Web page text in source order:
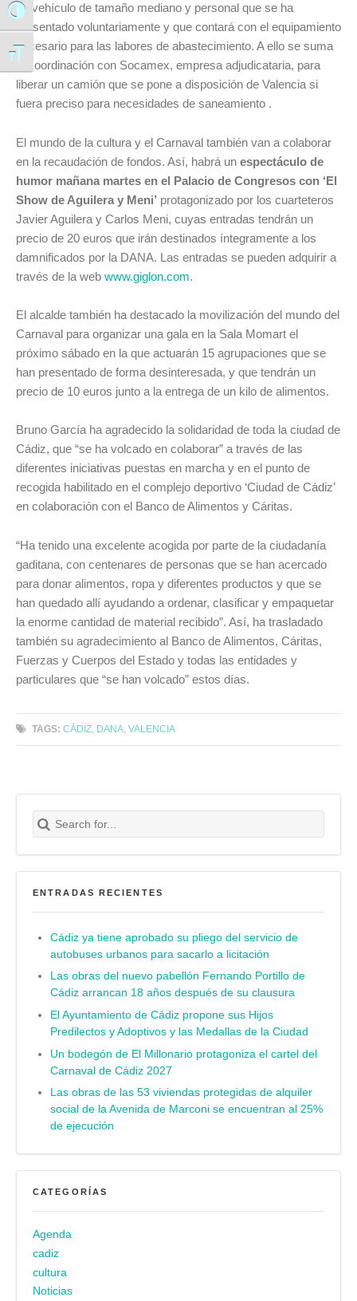
Alternar alto contraste
Alternar tamaño de letra
un vehículo de tamaño mediano y personal que se ha
presentado voluntariamente y que contará con el equipamiento
necesario para las labores de abastecimiento. A ello se suma
la coordinación con Socamex, empresa adjudicataria, para
liberar un camión que se pone a disposición de Valencia si
fuera preciso para necesidades de saneamiento .
El mundo de la cultura y el Carnaval también van a colaborar
en la recaudación de fondos. Así, habrá un espectáculo de
humor mañana martes en el Palacio de Congresos con ‘El
Show de Aguilera y Meni’ protagonizado por los cuarteteros
Javier Aguilera y Carlos Meni, cuyas entradas tendrán un
precio de 20 euros que irán destinados íntegramente a los
damnificados por la DANA. Las entradas se pueden adquirir a
través de la web www.giglon.com.
El alcalde también ha destacado la movilización del mundo del
Carnaval para organizar una gala en la Sala Momart el
próximo sábado en la que actuarán 15 agrupaciones que se
han presentado de forma desinteresada, y que tendrán un
precio de 10 euros junto a la entrega de un kilo de alimentos.
Bruno García ha agradecido la solidaridad de toda la ciudad de
Cádiz, que “se ha volcado en colaborar” a través de las
diferentes iniciativas puestas en marcha y en el punto de
recogida habilitado en el complejo deportivo ‘Ciudad de Cádiz’
en colaboración con el Banco de Alimentos y Cáritas.
“Ha tenido una excelente acogida por parte de la ciudadanía
gaditana, con centenares de personas que se han acercado
para donar alimentos, ropa y diferentes productos y que se
han quedado allí ayudando a ordenar, clasificar y empaquetar
la enorme cantidad de material recibido”. Así, ha trasladado
también su agradecimiento al Banco de Alimentos, Cáritas,
Fuerzas y Cuerpos del Estado y todas las entidades y
particulares que “se han volcado” estos días.
TAGS: CÁDIZ DANA ,VALENCIA
Search for:
Buscar
ENTRADAS RECIENTES
Cádiz ya tiene aprobado su pliego del servicio de
autobuses urbanos para sacarlo a licitación
Las obras del nuevo pabellón Fernando Portillo de
Cádiz arrancan 18 años después de su clausura
El Ayuntamiento de Cádiz propone sus Hijos
Predilectos y Adoptivos y las Medallas de la Ciudad
Un bodegón de El Millonario protagoniza el cartel del
Carnaval de Cádiz 2027
Las obras de las 53 viviendas protegidas de alquiler
social de la Avenida de Marconi se encuentran al 25%
de ejecución
CATEGORÍAS
Agenda
cadiz
cultura
Noticias